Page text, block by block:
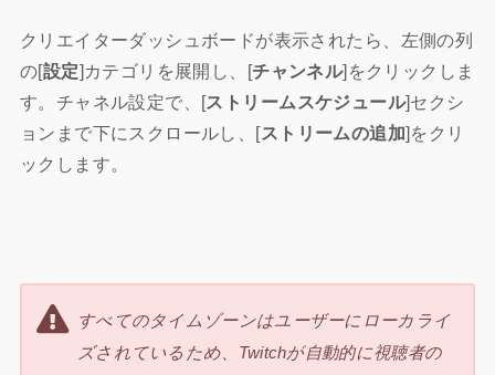
クリエイターダッシュボードが表示されたら、左側の列
の[設定]カテゴリを展開し、[チャンネル]をクリックしま
す。チャネル設定で、[ストリームスケジュール]セクシ
ョンまで下にスクロールし、[ストリームの追加]をクリ
ックします。
すべてのタイムゾーンはユーザーにローカライ
ズされているため、Twitchが自動的に視聴者の